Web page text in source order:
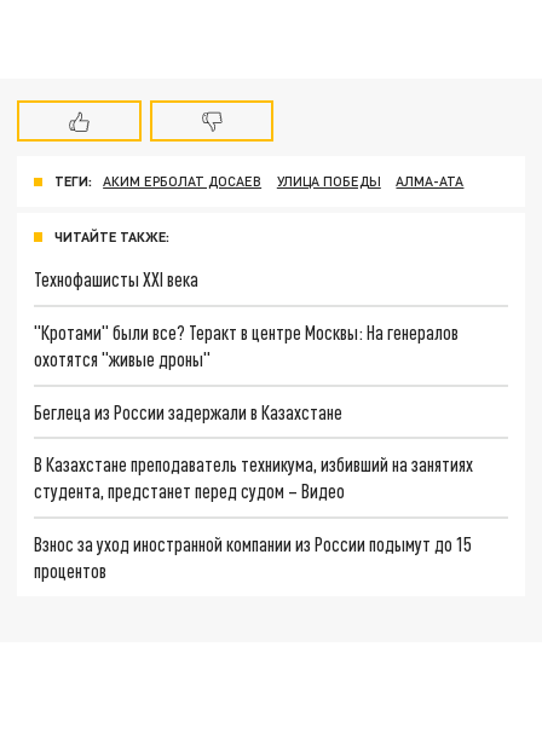
ТЕГИ: АКИМ ЕРБОЛАТ ДОСАЕВ УЛИЦА ПОБЕДЫ АЛМА-АТА
ЧИТАЙТЕ ТАКЖЕ:
Технофашисты XXI века
"Кротами" были все? Теракт в центре Москвы: На генералов
охотятся "живые дроны"
Беглеца из России задержали в Казахстане
В Казахстане преподаватель техникума, избивший на занятиях
студента, предстанет перед судом – Видео
Взнос за уход иностранной компании из России подымут до 15
процентов